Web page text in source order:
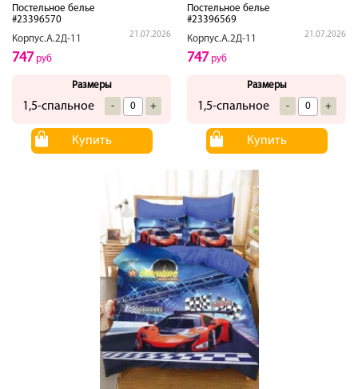
Постельное белье
#23396570
Корпус.А.2Д-11
21.07.2026
747 руб
Размеры
1,5-спальное - +
Купить
Постельное белье
#23396569
Корпус.А.2Д-11
21.07.2026
747 руб
Размеры
1,5-спальное - +
Купить